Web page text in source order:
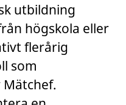
utbildning
högskola eller
flerårig
som